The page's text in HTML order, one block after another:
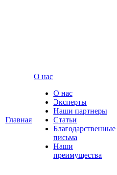
Главная
О нас
О нас
Эксперты
Наши партнеры
Статьи
Благодарственные
письма
Наши
преимущества